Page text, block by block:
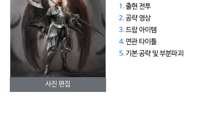
사진 편집
1. 출현 전투
2. 공략 영상
3. 드랍 아이템
4. 연관 타이틀
5. 기본 공략 및 부분파괴